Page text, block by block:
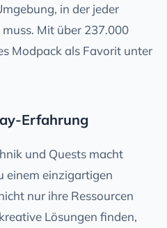
in der jeder
Mit über 237.000
Modpack als Favorit unter
Erfahrung
und Quests macht
einem einzigartigen
nur ihre Ressourcen
Lösungen finden,